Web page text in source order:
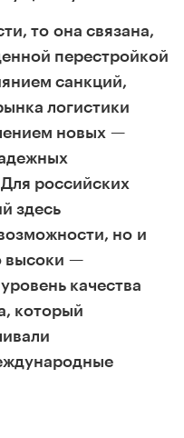
то она связана,
перестройкой
санкций,
логистики
новых —
российских
здесь
но и
высоки —
качества
который